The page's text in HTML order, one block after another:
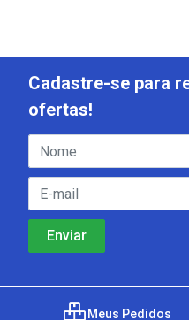
Cadastre-se para
ofertas!
Meus Pedidos